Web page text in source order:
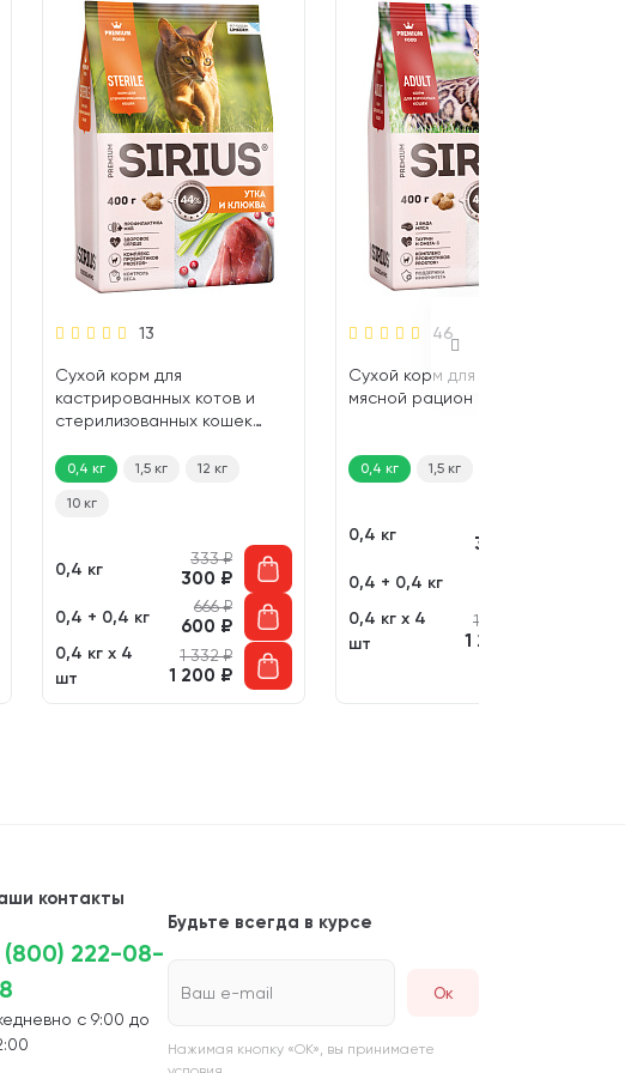
13
Сухой корм для
кастрированных котов и
стерилизованных кошек
0,4 кг 1,5 кг 12 кг
10 кг
0,4 кг
333₽
300 ₽
0,4 + 0,4 кг
666₽
600 ₽
0,4 кг х 4
шт
1 332₽
1 200 ₽
46
Сухой корм для кошек SIRIUS
мясной рацион (0,4 кг)
0,4 кг 1,5 кг
0,4 кг 308
0,4 + 0,4 кг
0,4 кг х 4
шт
1 368
1 232
контакты
(800) 222-08-
с 9:00 до
Будьте всегда в курсе
Ваш e-mail
Нажимая кнопку «ОК», вы принимаете